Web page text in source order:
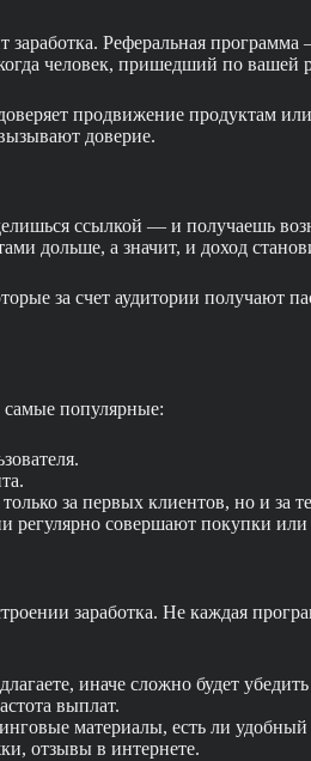
заработка. Реферальная
человек, пришедший по вашей
продвижение продуктам
доверие.
ссылкой — и получаешь
дольше, а значит, и доход
за счет аудитории получают
популярные:
за первых клиентов, но и за
регулярно совершают покупки или
заработка. Не каждая
иначе сложно будет
выплат.
материалы, есть ли
отзывы в интернете.